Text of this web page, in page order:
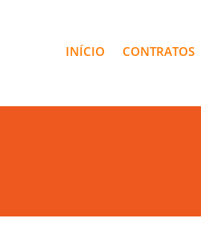
INÍCIO CONTRATOS